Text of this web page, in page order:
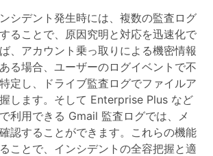
シデント発生時には、複数の監査ログ
ることで、原因究明と対応を迅速化で
、アカウント乗っ取りによる機密情報
る場合、ユーザーのログイベントで不
定し、ドライブ監査ログでファイルア
します。そして Enterprise Plus など
利用できる Gmail 監査ログでは、メ
認することができます。これらの機能
ことで、インシデントの全容把握と適